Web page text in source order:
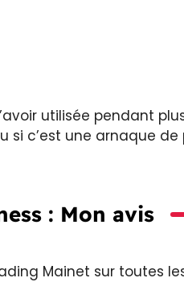
utilisée pendant
si c’est une arnaque de
: Mon avis
Mainet sur toutes